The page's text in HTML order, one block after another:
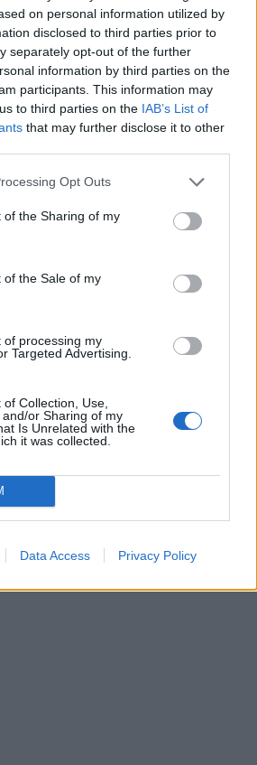
on personal information utilized by
disclosed to third parties prior to
separately opt-out of the further
information by third parties on the
participants. This information may
to third parties on the IAB’s List of
that may further disclose it to other
Opt Outs
of the Sharing of my
of the Sale of my
of processing my
Targeted Advertising.
Collection, Use,
or Sharing of my
Is Unrelated with the
it was collected.
Data Access Privacy Policy